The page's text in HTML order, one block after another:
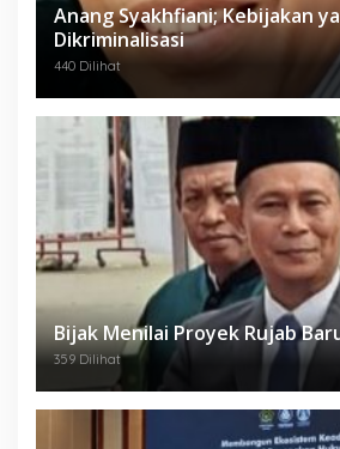
Anang Syakhfiani; Kebijakan
Dikriminalisasi
440 Dilihat
Bijak Menilai Proyek Rujab
359 Dilihat